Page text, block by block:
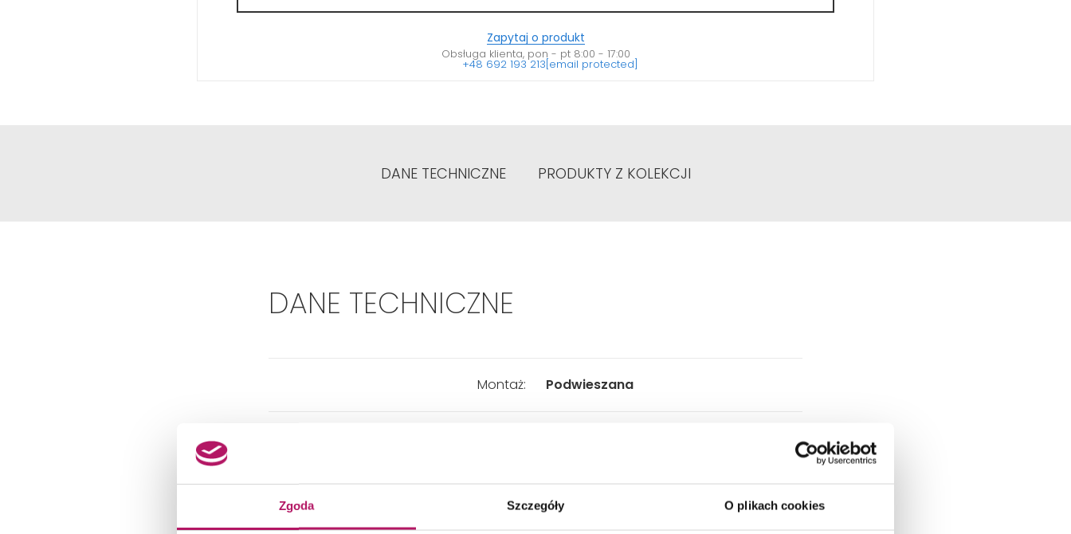
Zgoda Szczegóły O plikach cookies
Zapytaj o produkt
Obsługa klienta, pon - pt 8:00 - 17:00
+48 692 193 213[email protected]
DANE TECHNICZNE PRODUKTY Z KOLEKCJI
DANE TECHNICZNE
Montaż: Podwieszana